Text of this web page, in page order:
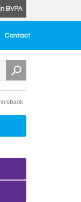
BVPA
Contact